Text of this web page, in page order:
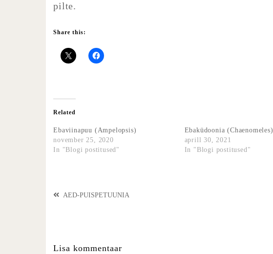
pilte.
Share this:
Related
Ebaviinapuu (Ampelopsis)
november 25, 2020
In "Blogi postitused"
Ebaküdoonia (Chaenomeles)
aprill 30, 2021
In "Blogi postitused"
AED-PUISPETUUNIA
Lisa kommentaar